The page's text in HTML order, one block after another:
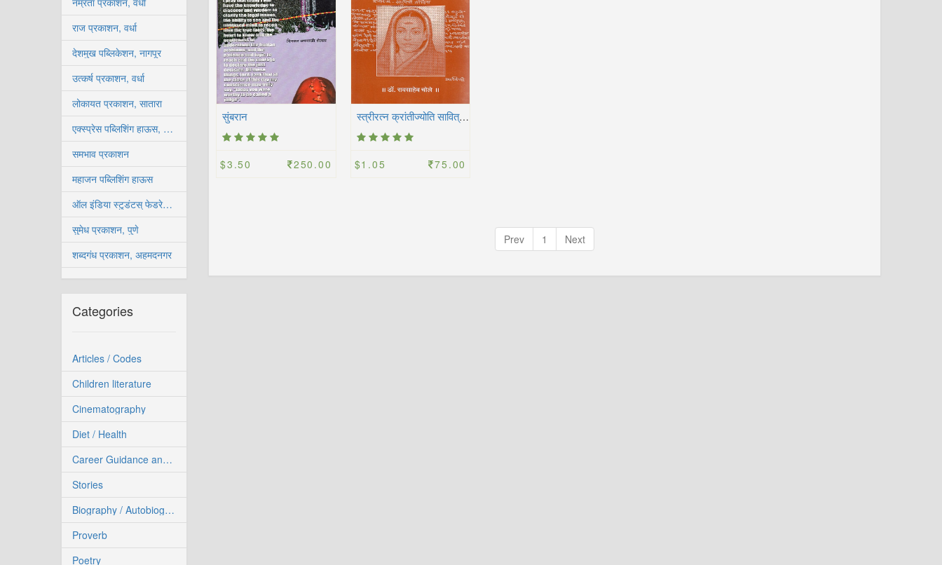
राज प्रकाशन, वर्धा
देशमुख पब्लिकेशन, नागपूर
उत्कर्ष प्रकाशन, वर्धा
लोकायत प्रकाशन, सातारा
एक्स्प्रेस पब्लिशिंग हाऊस, कोल्हापूर
समभाव प्रकाशन
महाजन पब्लिशिंग हाऊस
ऑल इंडिया स्टुडंटस् फेडरेशन, कोल्हापूर
सुमेध प्रकाशन, पुणे
शब्दगंध प्रकाशन, अहमदनगर
Categories
Articles / Codes
Children literature
Cinematography
Diet / Health
Career Guidance and Competitive Exam
Stories
Biography / Autobiography
Proverb
Poetry
सुंबरान
$3.50 250.00
स
्त्रीरत्न क्रांतीज्योति सावित्रीबाई फुले
$1.05 75.00
Prev 1 Next